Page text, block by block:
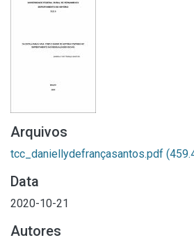
Arquivos
tcc_daniellydefrançasantos.pdf
Data
2020-10-21
Autores